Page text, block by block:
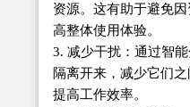
资源。这有助于避免
高整体使用体验。
3. 减少干扰：通过智
隔离开来，减少它们
提高工作效率。